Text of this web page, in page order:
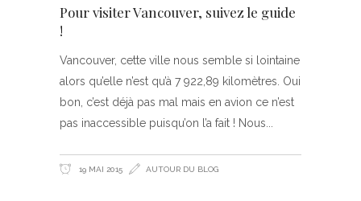
Pour visiter Vancouver, suivez le guide
!
Vancouver, cette ville nous semble si lointaine
alors qu’elle n’est qu’à 7 922,89 kilomètres. Oui
bon, c’est déjà pas mal mais en avion ce n’est
pas inaccessible puisqu’on l’a fait ! Nous
19 MAI 2015 AUTOUR DU BLOG